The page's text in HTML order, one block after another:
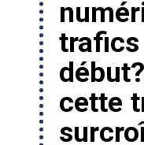
trafics
cette